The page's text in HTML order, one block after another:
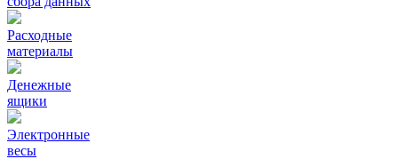
Расходные
материалы
Денежные
ящики
Электронные
весы